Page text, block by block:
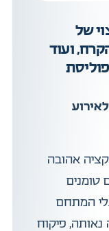
של
הקרח, ועוד
כ -40,000 ₪ מפוליסת
אהובה
טומנים
המתחם
נאותה, פיקוח